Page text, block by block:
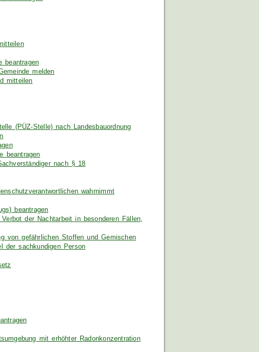
beantragen
melden
mitteilen
(PÜZ-Stelle) nach Landesbauordnung
beantragen
nach § 18
wahrnimmt
beantragen
der Nachtarbeit in besonderen Fällen,
von gefährlichen Stoffen und Gemischen
der sachkundigen Person
mit erhöhter Radonkonzentration